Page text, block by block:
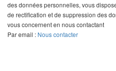
des données personnelles, vous
de rectification et de suppression des
vous concernent en nous contactant
Par email : Nous contacter